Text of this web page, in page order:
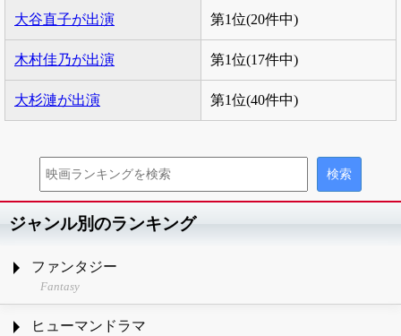
大谷直子が出演 第1位(20件中)
木村佳乃が出演 第1位(17件中)
大杉漣が出演 第1位(40件中)
ジャンル別のランキング
ファンタジー
Fantasy
ヒューマンドラマ